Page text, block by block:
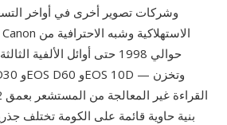
حوالي 1998 حتى أوائل
بنية حاوية قائمة على الكومة تختلف